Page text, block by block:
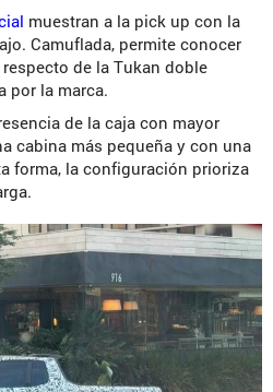
muestran a la pick up con la
Camuflada, permite conocer
de la Tukan doble
por la marca.
de la caja con mayor
cabina más pequeña y con una
forma, la configuración prioriza